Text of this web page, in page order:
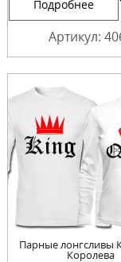
Подробнее
Артикул:
Парные лонгсливы
Королева